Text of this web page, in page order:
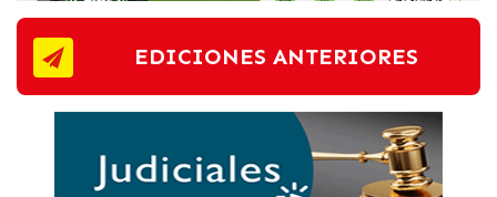
EDICIONES ANTERIORES